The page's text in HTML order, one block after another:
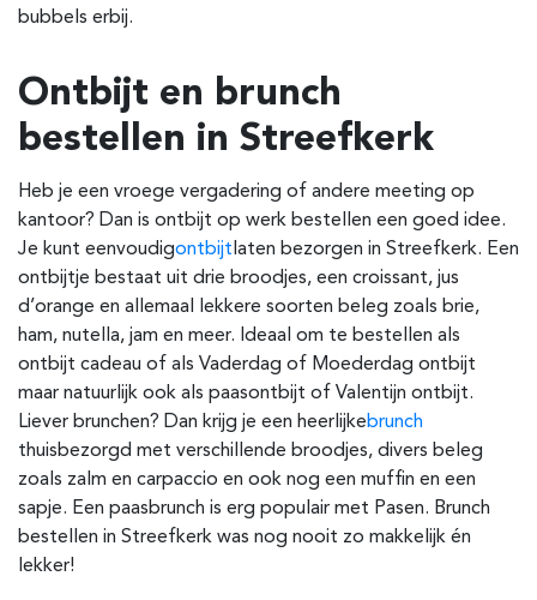
bubbels erbij.
Ontbijt en brunch
bestellen in Streefkerk
Heb je een vroege vergadering of andere meeting op
kantoor? Dan is ontbijt op werk bestellen een goed idee.
Je kunt eenvoudigontbijt laten bezorgen in Streefkerk. Een
ontbijtje bestaat uit drie broodjes, een croissant, jus
d’orange en allemaal lekkere soorten beleg zoals brie,
ham, nutella, jam en meer. Ideaal om te bestellen als
ontbijt cadeau of als Vaderdag of Moederdag ontbijt
maar natuurlijk ook als paasontbijt of Valentijn ontbijt.
Liever brunchen? Dan krijg je een heerlijkebrunch
thuisbezorgd met verschillende broodjes, divers beleg
zoals zalm en carpaccio en ook nog een muffin en een
sapje. Een paasbrunch is erg populair met Pasen. Brunch
bestellen in Streefkerk was nog nooit zo makkelijk én
lekker!